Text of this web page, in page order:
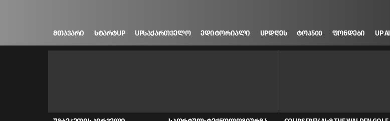
ᲛᲗᲐᲕᲐᲠᲘ ᲡᲢᲐᲠᲢUP UPᲡᲐᲥᲐᲠᲗᲕᲔᲚᲝ ᲔᲓᲘᲢᲝᲠᲘᲐᲚᲘ UPᲓᲦᲔᲡ ᲢᲝᲞ500 ᲤᲝᲜᲓᲔᲑᲘ UP AI